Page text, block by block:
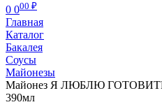
0 000 ₽
Главная
Каталог
Бакалея
Соусы
Майонезы
Майонез Я ЛЮБЛЮ ГОТОВИТЬ
390мл